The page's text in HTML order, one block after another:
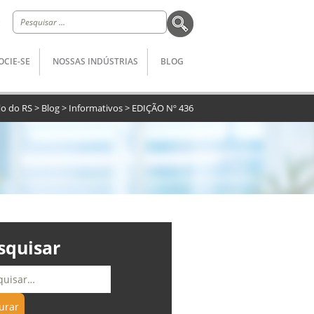
Pesquisar
por:
SE NOSSAS INDÚSTRIAS BLOG
do RS> Blog> Informativos> EDIÇÃO Nº 436